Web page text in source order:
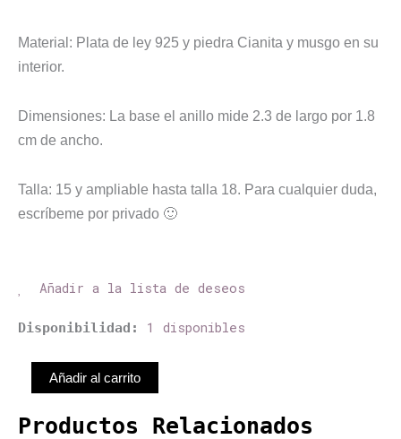
Material: Plata de ley 925 y piedra Cianita y musgo en su
interior.
Dimensiones: La base el anillo mide 2.3 de largo por 1.8
cm de ancho.
Talla: 15 y ampliable hasta talla 18. Para cualquier duda,
escríbeme por privado 🙂
Añadir a la lista de deseos
Disponibilidad: 1 disponibles
Anillo
Cianita
con
cantidad
Añadir al carrito
Productos Relacionados